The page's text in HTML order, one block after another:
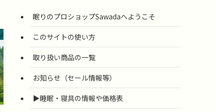
眠りのプロショップSawadaへようこそ
このサイトの使い方
取り扱い商品の一覧
お知らせ（セール情報等）
▶睡眠・寝具の情報や価格表